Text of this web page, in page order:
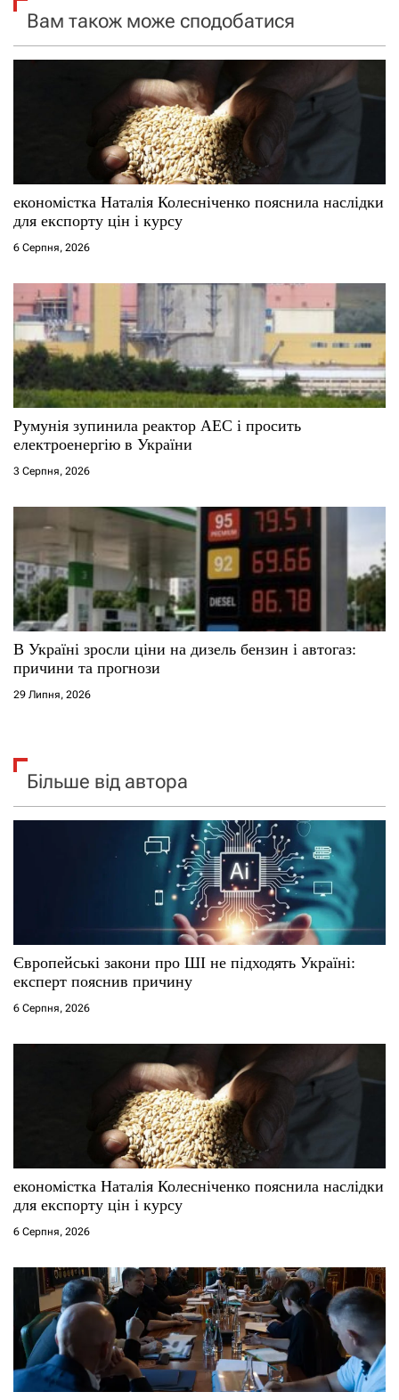
я
з
с
і
в
Вам також може сподобатися
економістка Наталія Колесніченко пояснила наслідки
для експорту цін і курсу
6 Серпня, 2026
Румунія зупинила реактор АЕС і просить
електроенергію в України
3 Серпня, 2026
В Україні зросли ціни на дизель бензин і автогаз:
причини та прогнози
29 Липня, 2026
Більше від автора
Європейські закони про ШІ не підходять Україні:
експерт пояснив причину
6 Серпня, 2026
економістка Наталія Колесніченко пояснила наслідки
для експорту цін і курсу
6 Серпня, 2026